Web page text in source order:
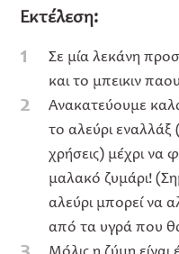
Εκτέλεση:
1
Σε μία λεκάνη
και το μπεικιν
2
Ανακατεύουμε
το αλεύρι εναλλάξ
χρήσεις) μέχρι να
μαλακό ζυμάρι!
αλεύρι μπορεί να
από τα υγρά που